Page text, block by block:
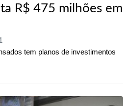
R$ 475 milhões em
tem planos de investimentos